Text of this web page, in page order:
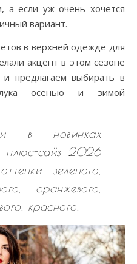
а если уж очень хочется
вариант.
в верхней одежде для
акцент в этом сезоне
предлагаем выбирать в
лука осенью и зимой
в новинках
плюс-сайз 2026
зеленого,
оранжевого,
красного.